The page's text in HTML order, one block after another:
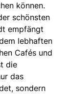
können.
schönsten
empfängt
lebhaften
Cafés und
die
das
sondern